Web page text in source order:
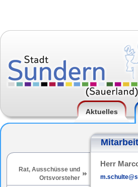
Aktuelles
Rat, Ausschüsse und
Ortsvorsteher
Herr